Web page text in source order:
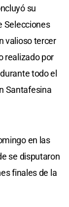
su
Selecciones
valioso tercer
realizado por
todo el
Santafesina
en las
se disputaron
finales de la